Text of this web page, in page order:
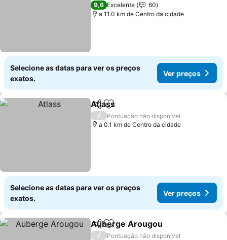
9,6 Excelente
60
a 11.0 km de Centro da cidade
Selecione as datas para ver os preços
exatos.
Ver preços
PartilharAdicionar aos favoritos
Atlass
/
Pontuação não disponível
a 0.1 km de Centro da cidade
Selecione as datas para ver os preços
exatos.
Ver preços
PartilharAdicionar aos favoritos
Auberge Arougou
/
Pontuação não disponível